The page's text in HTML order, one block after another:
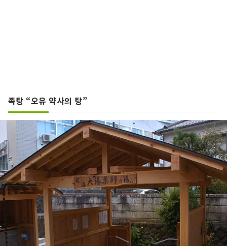
족탕 “오유 약사의 탕”